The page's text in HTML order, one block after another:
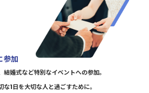
参加
結婚式など特別なイベントへの参加。
1日を大切な人と過ごすために。